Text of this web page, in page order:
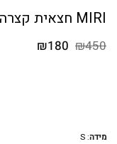
MIRI חצאית קצרה אבן
₪450 המחיר
₪180
מידה:
S